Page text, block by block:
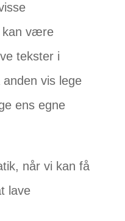
kan være
tekster i
vis lege
ens egne
når vi kan få
lave